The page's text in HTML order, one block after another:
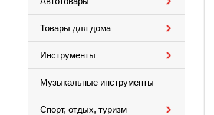
Товары для дома
Инструменты
Музыкальные инструменты
Спорт, отдых, туризм